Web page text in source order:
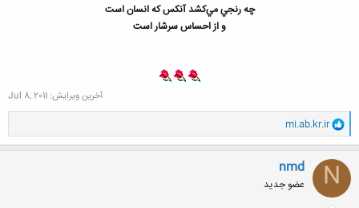
چه رنجي ‌مي‌کشد آنکس که انسان است
و از احساس سرشار است
آخرین ویرایش: Jul 8, 2011
و
ا
ک
ن
ش
ه
ا
mi.ab.kr.ir
N
nmd
عضو جدید